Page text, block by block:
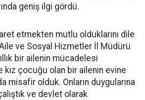
geniş ilgi gördü.
etmekten mutlu olduklarını dile
ve Sosyal Hizmetler İl Müdürü
bir ailenin mücadelesi
kız çocuğu olan bir ailenin evine
misafir olduk. Onların duygularına
ve devlet olarak